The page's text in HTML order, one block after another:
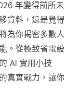
年變得前所未
資料，還是覺得
為你揭密多數人
。從極致省電設
AI 實用小技
真實戰力，讓你